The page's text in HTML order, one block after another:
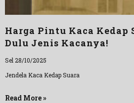
Harga Pintu Kaca Kedap
Dulu Jenis Kacanya!
Sel 28/10/2025
Jendela Kaca Kedap Suara
Read More »